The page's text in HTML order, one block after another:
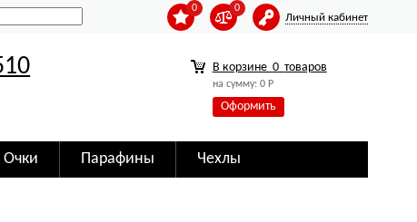
Личный кабинет
0
0
В корзине 0 товаров
на сумму: 0Р
Оформить
Очки Парафины Чехлы